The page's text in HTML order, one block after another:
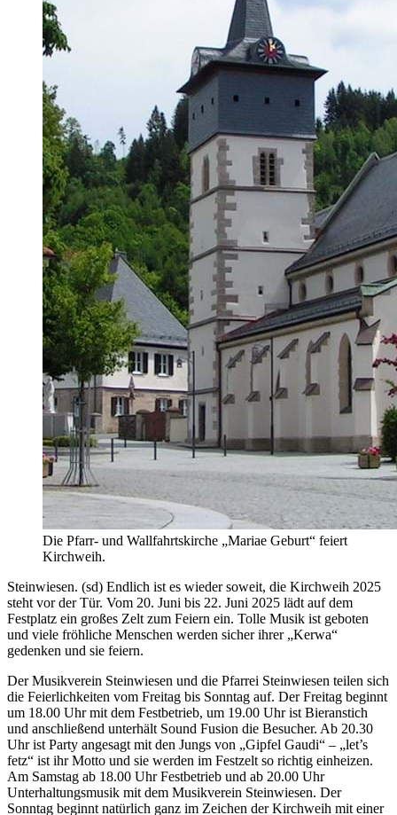
Die Pfarr- und Wallfahrtskirche „Mariae Geburt“ feiert
Kirchweih.
Steinwiesen. (sd) Endlich ist es wieder soweit, die Kirchweih 2025
steht vor der Tür. Vom 20. Juni bis 22. Juni 2025 lädt auf dem
Festplatz ein großes Zelt zum Feiern ein. Tolle Musik ist geboten
und viele fröhliche Menschen werden sicher ihrer „Kerwa“
gedenken und sie feiern.
Der Musikverein Steinwiesen und die Pfarrei Steinwiesen teilen sich
die Feierlichkeiten vom Freitag bis Sonntag auf. Der Freitag beginnt
um 18.00 Uhr mit dem Festbetrieb, um 19.00 Uhr ist Bieranstich
und anschließend unterhält Sound Fusion die Besucher. Ab 20.30
Uhr ist Party angesagt mit den Jungs von „Gipfel Gaudi“ – „let’s
fetz“ ist ihr Motto und sie werden im Festzelt so richtig einheizen.
Am Samstag ab 18.00 Uhr Festbetrieb und ab 20.00 Uhr
Unterhaltungsmusik mit dem Musikverein Steinwiesen. Der
Sonntag beginnt natürlich ganz im Zeichen der Kirchweih mit einer